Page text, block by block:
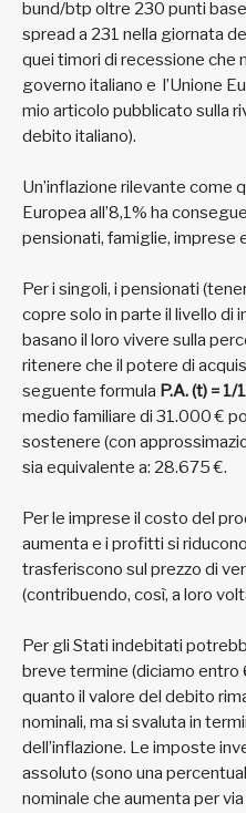
bund/btp oltre 230 punti
spread a 231 nella giornata
quei timori di recessione che
governo italiano e l’Unione
mio articolo pubblicato sulla
debito italiano).
Un’inflazione rilevante come
Europea all’8,1% ha
pensionati, famiglie, imprese
Per i singoli, i pensionati
copre solo in parte il livello di
basano il loro vivere sulla
ritenere che il potere di
seguente formula P.A. (t) =
medio familiare di 31.000 €
sostenere (con
sia equivalente a: 28.675 €.
Per le imprese il costo del
aumenta e i profitti si
trasferiscono sul prezzo di
(contribuendo, così, a loro
Per gli Stati indebitati
breve termine (diciamo entro
quanto il valore del debito
nominali, ma si svaluta in
dell’inflazione. Le imposte
assoluto (sono una
nominale che aumenta per